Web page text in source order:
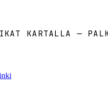
KARTALLA —